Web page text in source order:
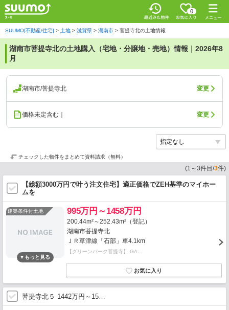
0
SUUMO[不動産/住宅] > 土地 > 滋賀県 > 湖南市 > 菩提寺北の土地情報
湖南市菩提寺北の土地購入（宅地・分譲地・売地）情報｜2026年8
月
湖南市/菩提寺北 変更
価格未定含む｜ 変更
チェックした物件をまとめて資料請求（無料）
(1 ～3件目/3件)
【総額3000万円で叶う注文住宅】適正価格でZEH基準のマイホー
ムを
建築条件付土地 995万円～1458万円
200.44m²～252.43m²（登記）
湖南市菩提寺北
ＪＲ草津線「石部」車4.1km
【グリーンパーク菩提寺】 GA…
菩提寺北５ 1442万円～15…